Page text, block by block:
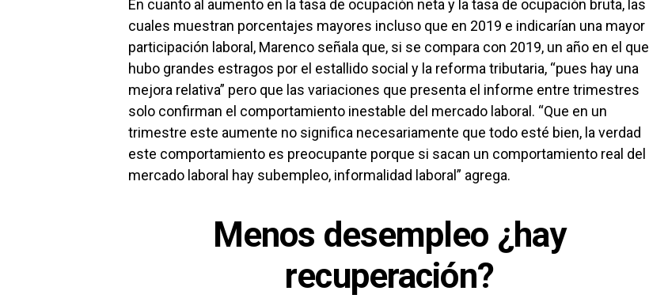
En cuanto al aumento en la tasa de ocupación neta y la tasa de ocupación bruta, las
cuales muestran porcentajes mayores incluso que en 2019 e indicarían una mayor
participación laboral, Marenco señala que, si se compara con 2019, un año en el que
hubo grandes estragos por el estallido social y la reforma tributaria, “pues hay una
mejora relativa” pero que las variaciones que presenta el informe entre trimestres
solo confirman el comportamiento inestable del mercado laboral. “Que en un
trimestre este aumente no significa necesariamente que todo esté bien, la verdad
este comportamiento es preocupante porque si sacan un comportamiento real del
mercado laboral hay subempleo, informalidad laboral” agrega.
Menos desempleo ¿hay
recuperación?